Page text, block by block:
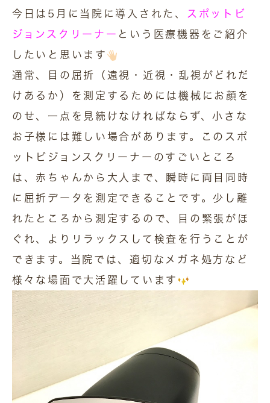
今日は5月に当院に導入された、
スポットビ
ジョンスクリーナー という医療機器をご紹介
したいと思います
通常、目の屈折（遠視・近視・乱視がどれだ
けあるか）を測定するためには機械にお顔を
のせ、一点を見続けなければならず、小さな
お子様には難しい場合があります。このスポ
ットビジョンスクリーナーのすごいところ
は、赤ちゃんから大人まで、瞬時に両目同時
に屈折データを測定できることです。少し離
れたところから測定するので、目の緊張がほ
ぐれ、よりリラックスして検査を行うことが
できます。当院では、適切なメガネ処方など
様々な場面で大活躍しています